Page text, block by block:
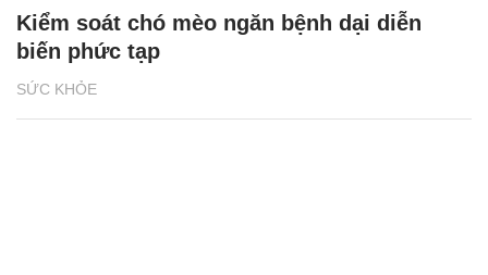
SỨC KHỎE
Kiểm soát chó mèo ngăn bệnh dại diễn
biến phức tạp